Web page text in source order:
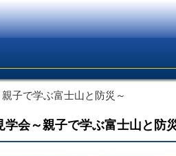
子で学ぶ富士山と防災～
学会～親子で学ぶ富士山と防